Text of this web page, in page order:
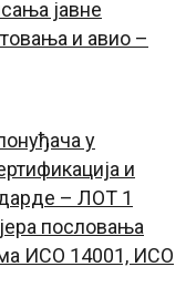
јавне
и авио –
у
и
– ЛОТ 1
пословања
ИСО 14001, ИСО